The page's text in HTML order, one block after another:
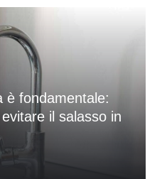
è fondamentale:
il salasso in